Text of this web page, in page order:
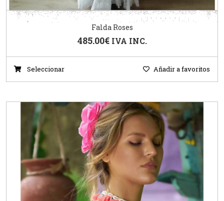
Falda Roses
485.00€ IVA INC.
Seleccionar Añadir a favoritos